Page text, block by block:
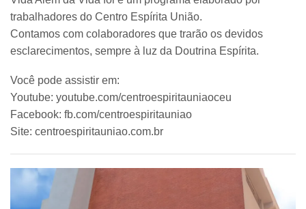
trabalhadores do Centro Espírita União.
Contamos com colaboradores que trarão os devidos
esclarecimentos, sempre à luz da Doutrina Espírita.
Você pode assistir em:
Youtube: youtube.com/centroespiritauniaoceu
Facebook: fb.com/centroespiritauniao
Site: centroespiritauniao.com.br